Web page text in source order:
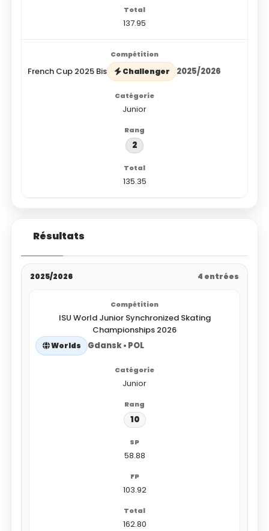
137.95
French Cup 2025 Bis Challenger 2025/2026
Junior
2
135.35
Résultats
2025/2026 4 entrées
ISU World Junior Synchronized Skating
Championships 2026
Worlds Gdansk • POL
Junior
10
58.88
103.92
162.80